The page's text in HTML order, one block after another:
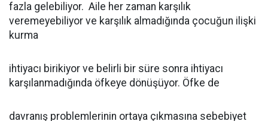
fazla gelebiliyor. Aile her zaman karşılık
veremeyebiliyor ve karşılık almadığında çocuğun ilişki
kurma
ihtiyacı birikiyor ve belirli bir süre sonra ihtiyacı
karşılanmadığında öfkeye dönüşüyor. Öfke de
davranış problemlerinin ortaya çıkmasına sebebiyet